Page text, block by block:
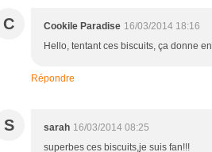
C Cookile Paradise 16/03/2014 18:16
Hello, tentant ces biscuits, ça donne
Répondre
S sarah 16/03/2014 08:25
superbes ces biscuits,je suis fan!!!